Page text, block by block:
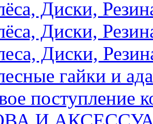
Диски,
Диски,
Диски,
гайки и
поступление